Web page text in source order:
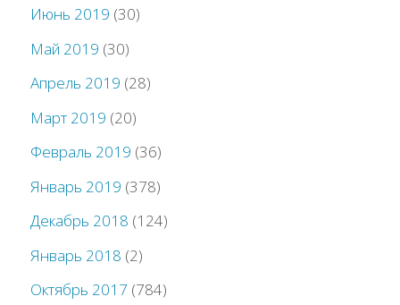
Июнь 2019 (30)
Май 2019 (30)
Апрель 2019 (28)
Март 2019 (20)
Февраль 2019 (36)
Январь 2019 (378)
Декабрь 2018 (124)
Январь 2018 (2)
Октябрь 2017 (784)